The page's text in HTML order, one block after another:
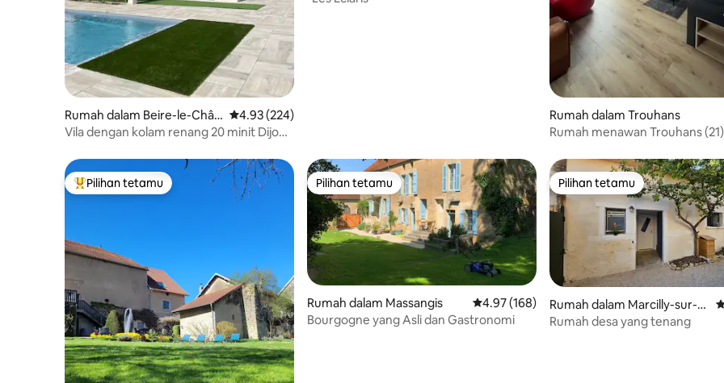
Rumah dalam Beire-le-Chât
el
Penarafan purata 4.93 daripada 5, 224 ulasan
4.93 (224)
Vila dengan kolam renang 20 minit Dijon•
Rumah dalam Trouhans
Rumah menawan Trouhans (21)
Pilihan utama tetamu
Pilihan tetamu Pilihan tetamu
Pilihan tetamu
Rumah dalam Massangis Penarafan purata 4.97 daripada 5, 168 ulasan
4.97 (168)
Bourgogne yang Asli dan Gastronomi
Pilihan tetamu
Pilihan tetamu
Rumah dalam Marcilly-sur-Til
le
Rumah desa yang tenang